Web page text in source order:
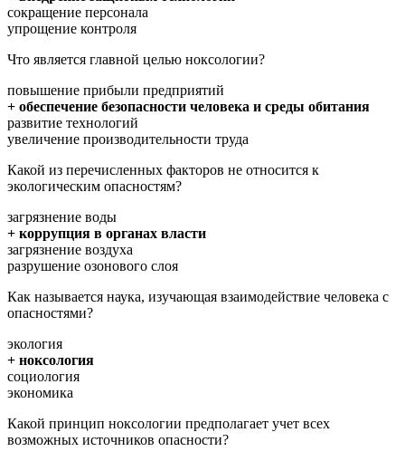
сокращение персонала
упрощение контроля
Что является главной целью ноксологии?
повышение прибыли предприятий
+ обеспечение безопасности человека и среды обитания
развитие технологий
увеличение производительности труда
Какой из перечисленных факторов не относится к
экологическим опасностям?
загрязнение воды
+ коррупция в органах власти
загрязнение воздуха
разрушение озонового слоя
Как называется наука, изучающая взаимодействие человека с
опасностями?
экология
+ ноксология
социология
экономика
Какой принцип ноксологии предполагает учет всех
возможных источников опасности?